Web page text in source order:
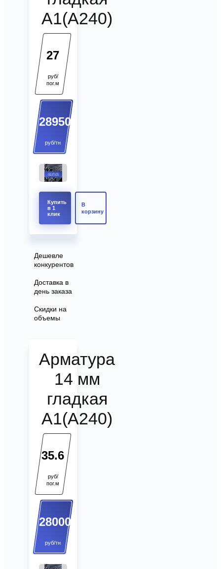
А1(А240)
27
руб/
пог.м
28950
руб/тн
Купить
в 1
клик
В
корзину
Дешевле
конкурентов
Доставка в
день заказа
Скидки на
объемы
Арматура
14 мм
гладкая
А1(А240)
35.6
руб/
пог.м
28000
руб/тн